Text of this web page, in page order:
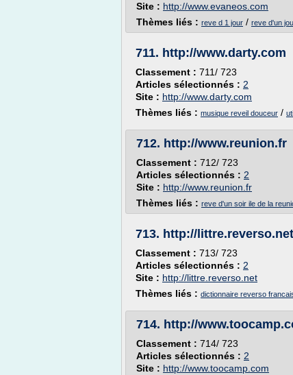
Site : http://www.evaneos.com
Thèmes liés : reve d 1 jour / reve d'un
711. http://www.darty.com
Classement : 711/ 723
Articles sélectionnés : 2
Site : http://www.darty.com
Thèmes liés : musique reveil douceur /
712. http://www.reunion.fr
Classement : 712/ 723
Articles sélectionnés : 2
Site : http://www.reunion.fr
Thèmes liés : reve d'un soir ile de la
713. http://littre.reverso.net
Classement : 713/ 723
Articles sélectionnés : 2
Site : http://littre.reverso.net
Thèmes liés : dictionnaire reverso
714. http://
Classement : 714/ 723
Articles sélectionnés : 2
Site : http://www.toocamp.com